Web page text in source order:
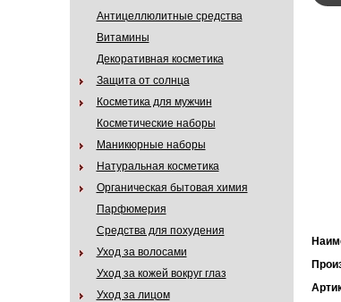
Антицеллюлитные средства
Витамины
Декоративная косметика
Защита от солнца
Косметика для мужчин
Косметические наборы
Маникюрные наборы
Натуральная косметика
Органическая бытовая химия
Парфюмерия
Средства для похудения
Уход за волосами
Уход за кожей вокруг глаз
Уход за лицом